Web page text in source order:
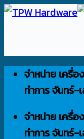
ข้าม
เนื้อหา
จำหน่าย เครื่
ทำการ จันทร์-
จำหน่าย เครื่
ทำการ จันทร์-